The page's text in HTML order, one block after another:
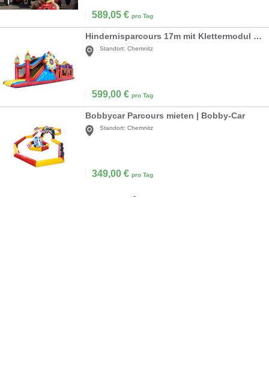
589,05 € pro Tag
Hindernisparcours 17m mit Klettermodul und Rutsche
Standort: Chemnitz
599,00 € pro Tag
Bobbycar Parcours mieten | Bobby-Car
Standort: Chemnitz
349,00 € pro Tag